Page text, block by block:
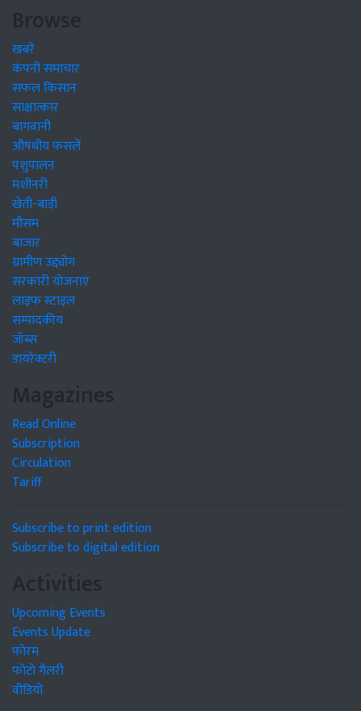
Browse
खबरें
कंपनी समाचार
सफल किसान
साक्षात्कार
बागवानी
औषधीय फसलें
पशुपालन
मशीनरी
खेती-बाड़ी
मौसम
बाजार
ग्रामीण उद्द्योग
सरकारी योजनाएं
लाइफ स्टाइल
सम्पादकीय
जॉब्स
डायरेक्टरी
Magazines
Read Online
Subscription
Circulation
Tariff
Subscribe to print edition
Subscribe to digital edition
Activities
Upcoming Events
Events Update
फोरम
फोटो गैलरी
वीडियो